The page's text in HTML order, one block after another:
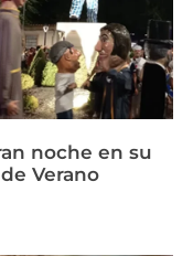
noche en su
Verano